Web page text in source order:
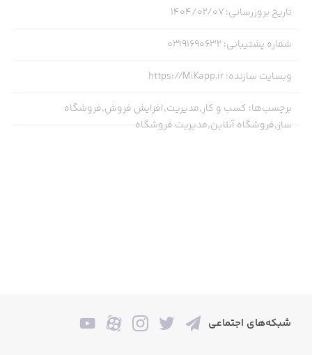
رو گزارش کنید و یا سوالات خودتون رو از ما بپرسید:
09228190415
❌راستی اگر از ورژن قبلی میک استفاده میکردی قبل از ورود
تاریخ بروزرسانی:۱۴۰۴/۰۲/۰۷
شماره پشتیبانی:
03191690632
وبسایت سازنده:
https://MiKapp.ir
برچسب‌ها: کسب و کار,مدیریت,افزایش فروش,فروشگاه
ساز,فروشگاه آنلاین,مدیریت فروشگاه
شبکه‌های اجتماعی